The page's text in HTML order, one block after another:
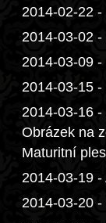
2014-02-22
2014-03-02
2014-03-09
2014-03-15
2014-03-16
Obrázek na
Maturitní
2014-03-19 -
2014-03-20 -